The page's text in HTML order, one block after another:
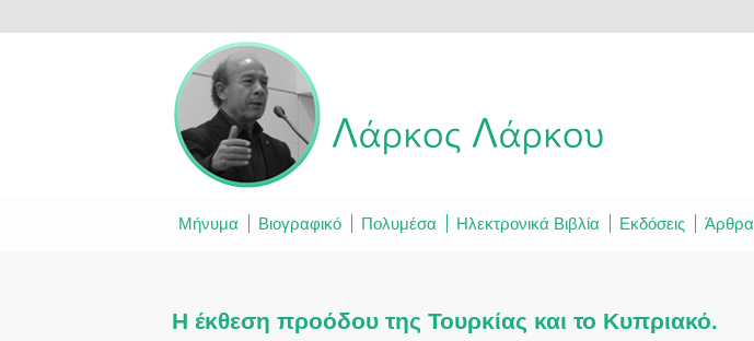
Μήνυμα Βιογραφικό Πολυμέσα Ηλεκτρονικά Βιβλία Εκδόσεις Άρθρα
Η έκθεση προόδου της Τουρκίας και το Κυπριακό.